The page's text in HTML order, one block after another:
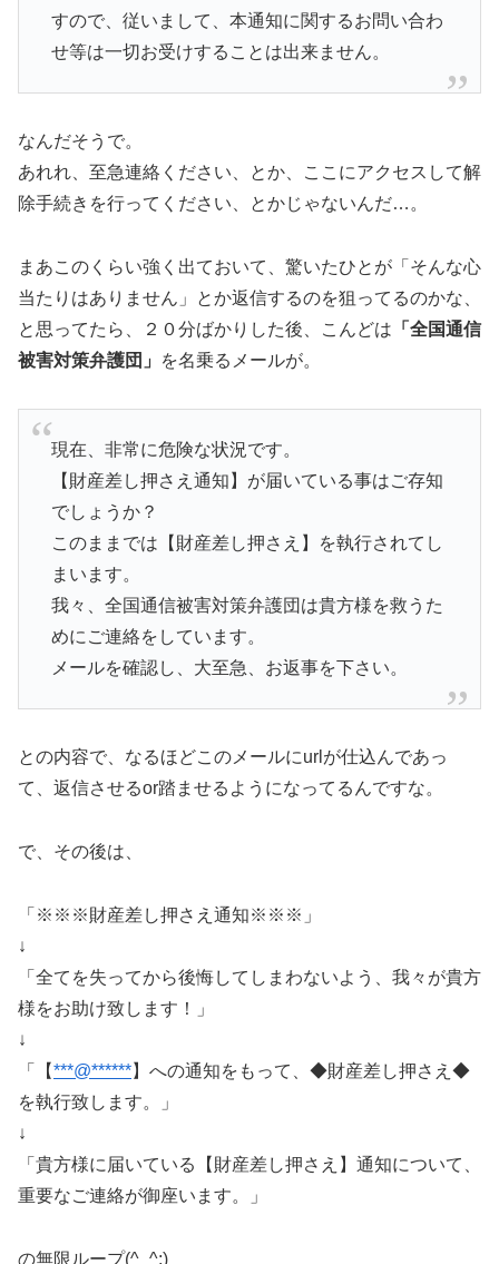
すので、従いまして、本通知に関するお問い合わ
せ等は一切お受けすることは出来ません。
なんだそうで。
あれれ、至急連絡ください、とか、ここにアクセスして解
除手続きを行ってください、とかじゃないんだ…。
まあこのくらい強く出ておいて、驚いたひとが「そんな心
当たりはありません」とか返信するのを狙ってるのかな、
と思ってたら、２０分ばかりした後、こんどは 「全国通信
被害対策弁護団」
を名乗るメールが。
現在、非常に危険な状況です。
【財産差し押さえ通知】が届いている事はご存知
でしょうか？
このままでは【財産差し押さえ】を執行されてし
まいます。
我々、全国通信被害対策弁護団は貴方様を救うた
めにご連絡をしています。
メールを確認し、大至急、お返事を下さい。
との内容で、なるほどこのメールにurlが仕込んであっ
て、返信させるor踏ませるようになってるんですな。
で、その後は、
「※※※財産差し押さえ通知※※※」
↓
「全てを失ってから後悔してしまわないよう、我々が貴方
様をお助け致します！」
↓
「【***@******】への通知をもって、◆財産差し押さえ◆
を執行致します。」
↓
「貴方様に届いている【財産差し押さえ】通知について、
重要なご連絡が御座います。」
の無限ループ(^_^;)